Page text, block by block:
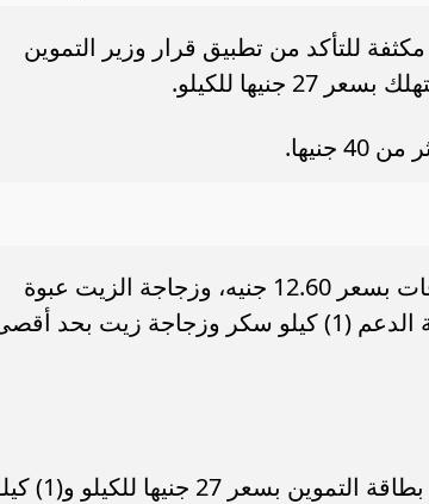
للتأكد من تطبيق قرار وزير التموين
للكيلو.
وتقوم وزارة التموين بصرف كيلو السكر على البطاقات بسعر 12.60 جنيه، وزجاجة الزيت عبوة
800 جم بـ 30 جنيها، حيث إن لكل مواطن على بطاقة الدعم (1) كيلو سكر وزجاجة زيت بحد
وأكدت الوزارة استمرار صرف 2 كيلو سكر حر على بطاقة التموين